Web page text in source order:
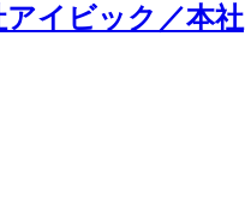
アイビック／本社